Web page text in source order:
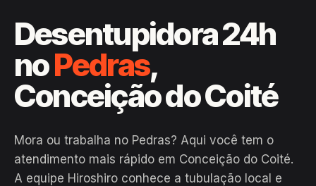
Desentupidora 24h
noPedras,
Conceição do Coité
Mora ou trabalha no Pedras? Aqui você tem o
atendimento mais rápido em Conceição do Coité.
A equipe Hiroshiro conhece a tubulação local e